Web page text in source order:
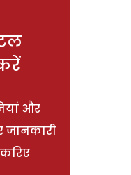
और
जानकारी